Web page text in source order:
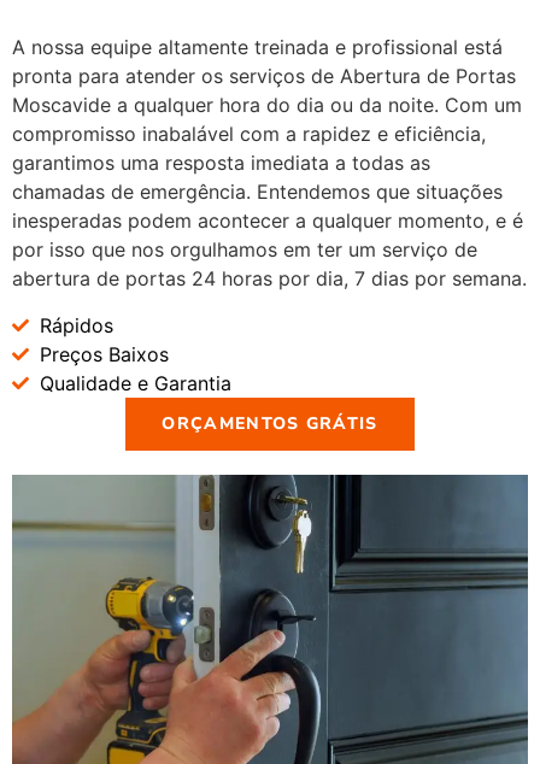
A nossa equipe altamente treinada e profissional está
pronta para atender os serviços de Abertura de Portas
Moscavide a qualquer hora do dia ou da noite. Com um
compromisso inabalável com a rapidez e eficiência,
garantimos uma resposta imediata a todas as
chamadas de emergência. Entendemos que situações
inesperadas podem acontecer a qualquer momento, e é
por isso que nos orgulhamos em ter um serviço de
abertura de portas 24 horas por dia, 7 dias por semana.
Rápidos
Preços Baixos
Qualidade e Garantia
ORÇAMENTOS GRÁTIS